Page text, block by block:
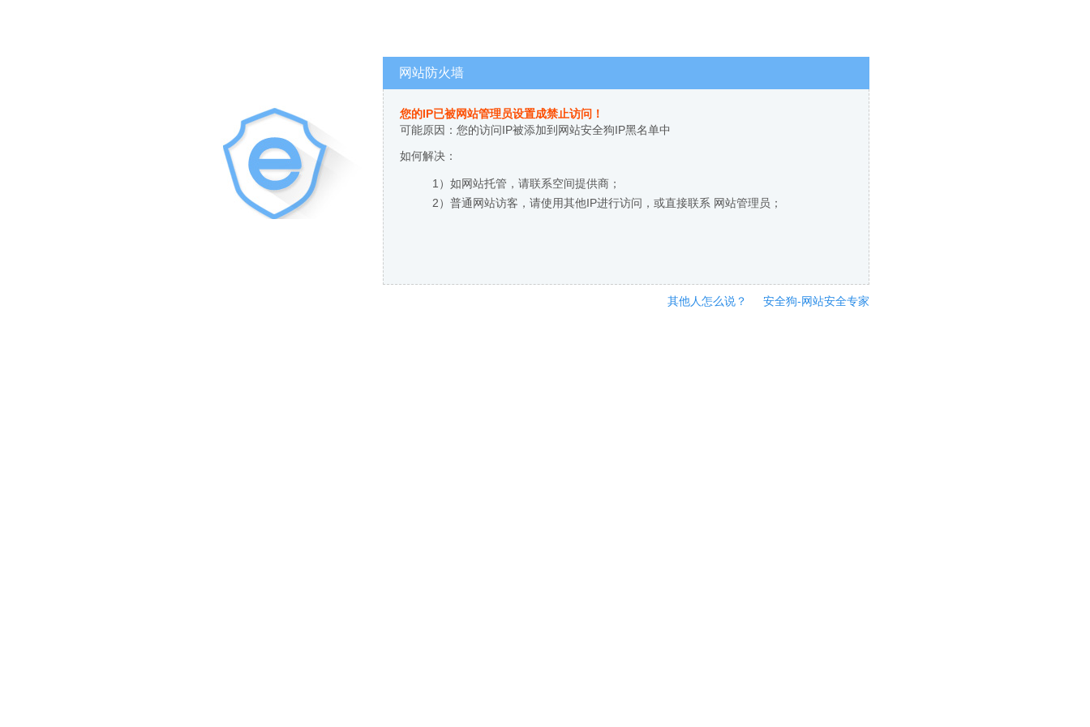
网站防火墙
您的IP已被网站管理员设置成禁止访问！
可能原因：您的访问IP被添加到网站安全狗IP黑名单中
如何解决：
1）如网站托管，请联系空间提供商；
2）普通网站访客，请使用其他IP进行访问，或直接联系 网站管理员；
其他人怎么说？ 安全狗-网站安全专家